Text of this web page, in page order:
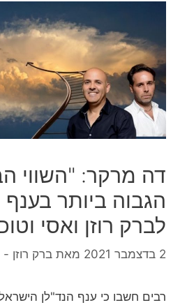
דה מרקר: "השווי
הגבוה ביותר בענף
לברק רוזן ואסי
2 בדצמבר 2021 מאת ברק רוזן
רבים חשבו כי ענף הנד"לן